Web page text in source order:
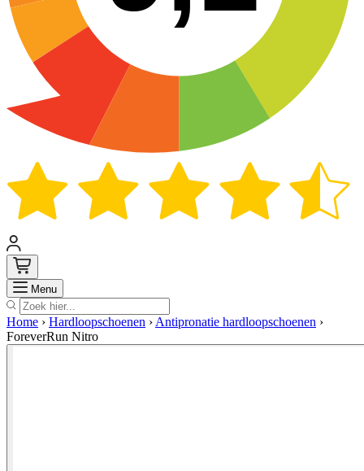
Menu Zoek
Home › Hardloopschoenen › Antipronatie hardloopschoenen ›
ForeverRun Nitro